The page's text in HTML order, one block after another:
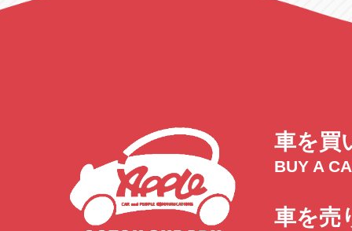
車を買
BUY A
車を売